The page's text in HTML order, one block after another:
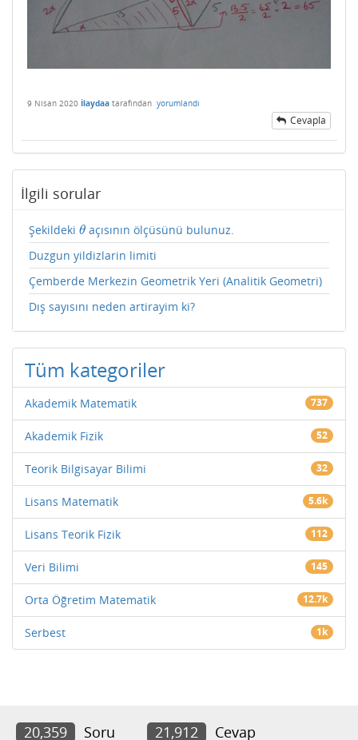
9 Nisan 2020 İlaydaa tarafından yorumlandı
Cevapla
İlgili sorular
Şekildeki θ
θ açısının ölçüsünü bulunuz.
Duzgun yildizlarin limiti
Çemberde Merkezin Geometrik Yeri (Analitik Geometri)
Dış sayısını neden artirayim ki?
Tüm kategoriler
Akademik Matematik 737
Akademik Fizik 52
Teorik Bilgisayar Bilimi 32
Lisans Matematik 5.6k
Lisans Teorik Fizik 112
Veri Bilimi 145
Orta Öğretim Matematik 12.7k
Serbest 1k
20,359 Soru 21,912 Cevap